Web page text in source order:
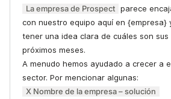
La empresa de Prospect parece
con nuestro equipo aquí en {empresa}
tener una idea clara de cuáles son
próximos meses.
A menudo hemos ayudado a crecer a
sector. Por mencionar algunas:
X Nombre de la empresa – solución